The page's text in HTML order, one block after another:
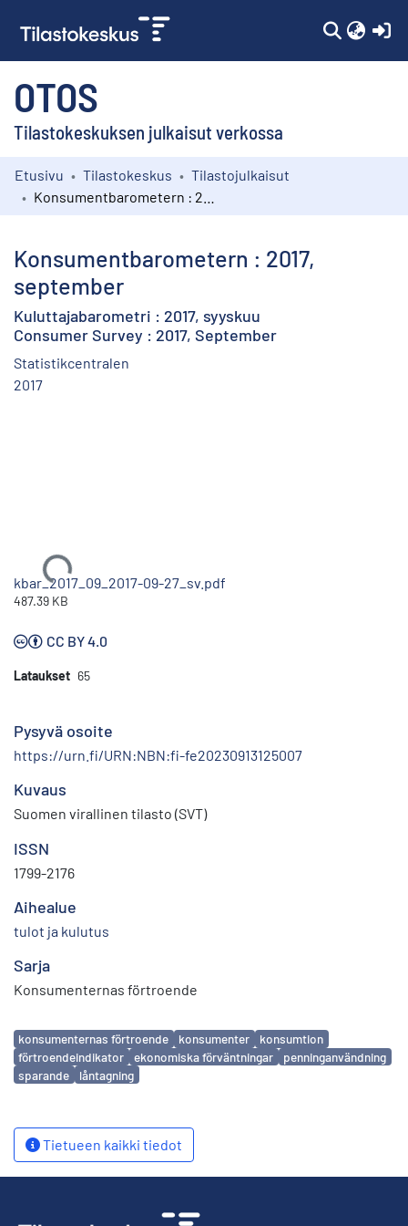
OTOS
Tilastokeskuksen julkaisut verkossa
Kokoelmat
Etusivu Tilastokeskus
Tilastojulkaisut
Konsumentbarometern : 2017,
september
Kuluttajabarometri : 2017, syyskuu
Consumer Survey : 2017, September
Statistikcentralen
2017
Ladataan...
kbar_2017_09_2017-09-27_sv.pdf
487.39 KB
CC BY 4.0
Lataukset 65
Pysyvä osoite
https://urn.fi/URN:NBN:fi-fe20230913125007
Kuvaus
Suomen virallinen tilasto (SVT)
ISSN
1799-2176
Aihealue
tulot ja kulutus
Sarja
Konsumenternas förtroende
Avainsanat
konsumenternas förtroende konsumenter
konsumtion
förtroendeindikator
ekonomiska förväntningar
penninganvändning
sparande
låntagning
Tietueen kaikki tiedot